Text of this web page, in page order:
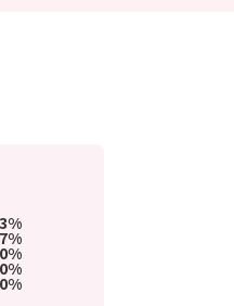
7%
0%
0%
0%